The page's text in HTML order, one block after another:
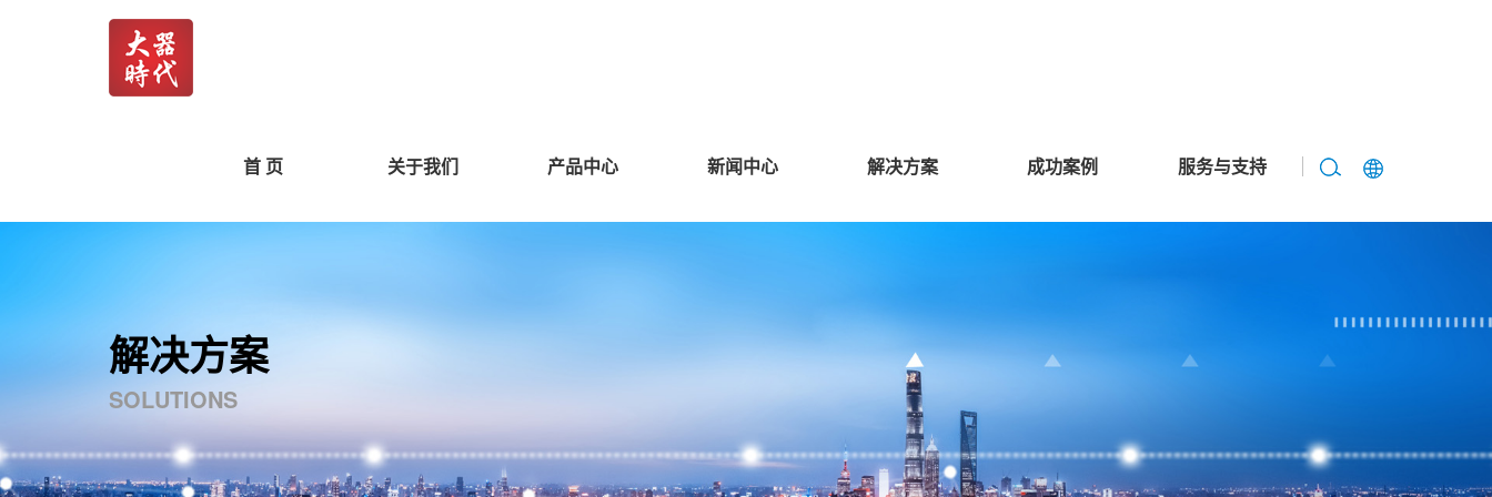
首 页 关于我们 产品中心 新闻中心 解决方案 成功案例 服务与支持
解决方案
SOLUTIONS